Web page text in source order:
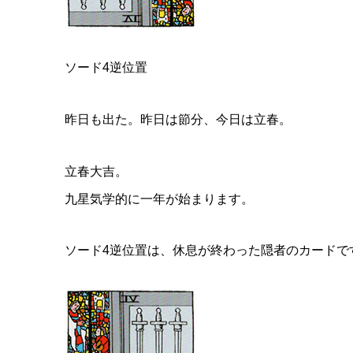
ソード4逆位置
昨日も出た。昨日は節分、今日は立春。
立春大吉。
九星気学的に一年が始まります。
ソード4逆位置は、休息が終わった隠者のカードで